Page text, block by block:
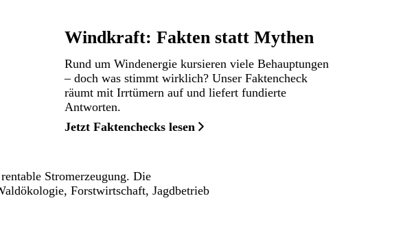
Windkraft: Fakten statt Mythen
Rund um Windenergie kursieren viele Behauptungen
– doch was stimmt wirklich? Unser Faktencheck
räumt mit Irrtümern auf und liefert fundierte
Antworten.
Jetzt Faktenchecks lesen
Stromerzeugung. Die
Forstwirtschaft, Jagdbetrieb